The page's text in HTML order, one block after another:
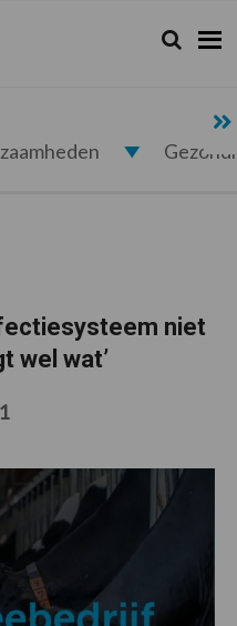
Zoeken...
Zoek
niet
wel wat’